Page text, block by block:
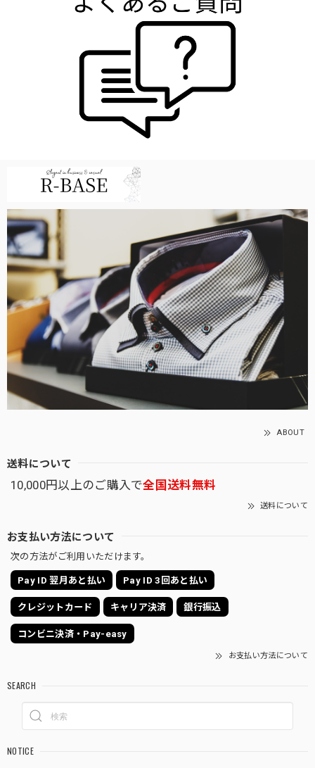
ABOUT
送料について
10,000円以上のご購入で全国送料無料
送料について
お支払い方法について
次の方法がご利用いただけます。
Pay ID 翌月あと払い Pay ID 3回あと払い
クレジットカード キャリア決済 銀行振込
コンビニ決済・Pay-easy
お支払い方法について
SEARCH
NOTICE